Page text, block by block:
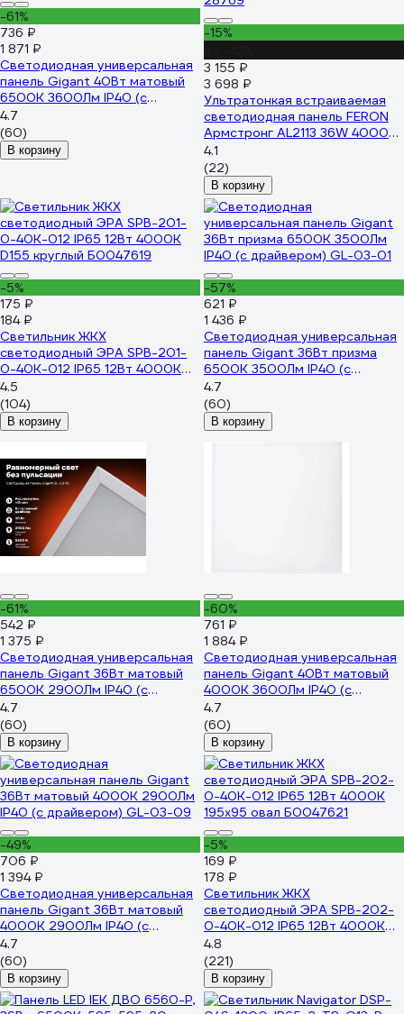
-61%
736 ₽
1 871 ₽
Светодиодная универсальная
панель Gigant 40Вт матовый
6500К 3600Лм IP40 (с
драйвером) GL-03-03
4.7
(60)
В корзину
-15%
3 155 ₽
3 698 ₽
Ультратонкая встраиваемая
светодиодная панель FERON
Армстронг AL2113 36W 4000K
белый, драйвер в комплекте,
28769
4.1
(22)
В корзину
-5%
175 ₽
184 ₽
Светильник ЖКХ
светодиодный ЭРА SPB-201-
0-40K-012 IP65 12Вт 4000К
D155 круглый Б0047619
4.5
(104)
В корзину
-57%
621 ₽
1 436 ₽
Светодиодная универсальная
панель Gigant 36Вт призма
6500К 3500Лм IP40 (с
драйвером) GL-03-01
4.7
(60)
В корзину
-61%
542 ₽
1 375 ₽
Светодиодная универсальная
панель Gigant 36Вт матовый
6500K 2900Лм IP40 (с
драйвером) GL-03-10
4.7
(60)
В корзину
-60%
761 ₽
1 884 ₽
Светодиодная универсальная
панель Gigant 40Вт матовый
4000К 3600Лм IP40 (с
драйвером) GL-03-04
4.7
(60)
В корзину
-49%
706 ₽
1 394 ₽
Светодиодная универсальная
панель Gigant 36Вт матовый
4000K 2900Лм IP40 (с
драйвером) GL-03-09
4.7
(60)
В корзину
-5%
169 ₽
178 ₽
Светильник ЖКХ
светодиодный ЭРА SPB-202-
0-40K-012 IP65 12Вт 4000К
195x95 овал Б0047621
4.8
(221)
В корзину